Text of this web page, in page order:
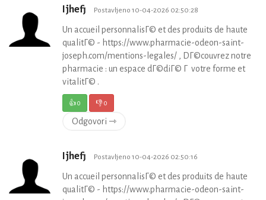
Ijhefj Postavljeno 10-04-2026 02:50:28
Un accueil personnalisГ© et des produits de haute
qualitГ© - https://www.pharmacie-odeon-saint-
joseph.com/mentions-legales/ , DГ©couvrez notre
pharmacie : un espace dГ©diГ© Г votre forme et
vitalitГ© .
👍0 👎0
Odgovori ⇾
Ijhefj Postavljeno 10-04-2026 02:50:16
Un accueil personnalisГ© et des produits de haute
qualitГ© - https://www.pharmacie-odeon-saint-